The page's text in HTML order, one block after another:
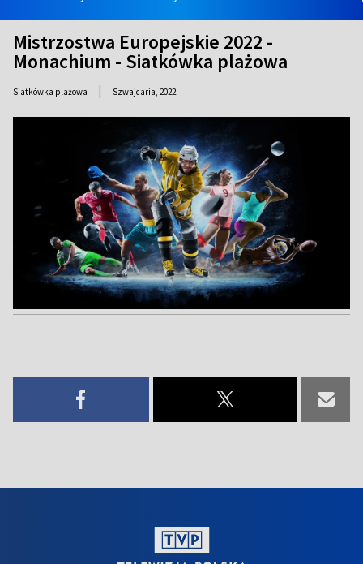
Mistrzostwa Europejskie 2022 -
Monachium - Siatkówka plażowa
Siatkówka plażowa | Szwajcaria, 2022